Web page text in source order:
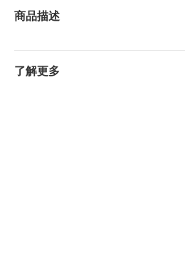
商品描述
了解更多